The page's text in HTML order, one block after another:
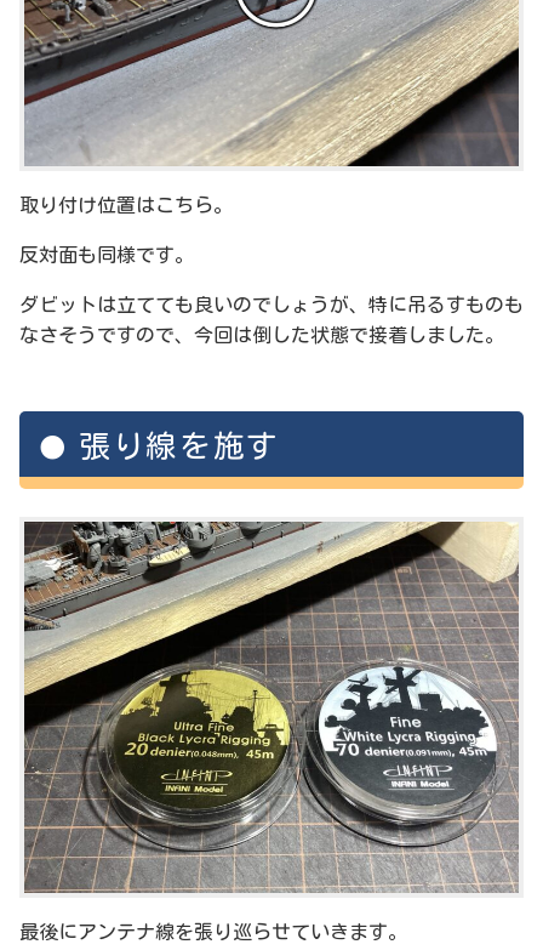
取り付け位置はこちら。
反対面も同様です。
ダビットは立てても良いのでしょうが、特に吊るすものも
なさそうですので、今回は倒した状態で接着しました。
張り線を施す
最後にアンテナ線を張り巡らせていきます。